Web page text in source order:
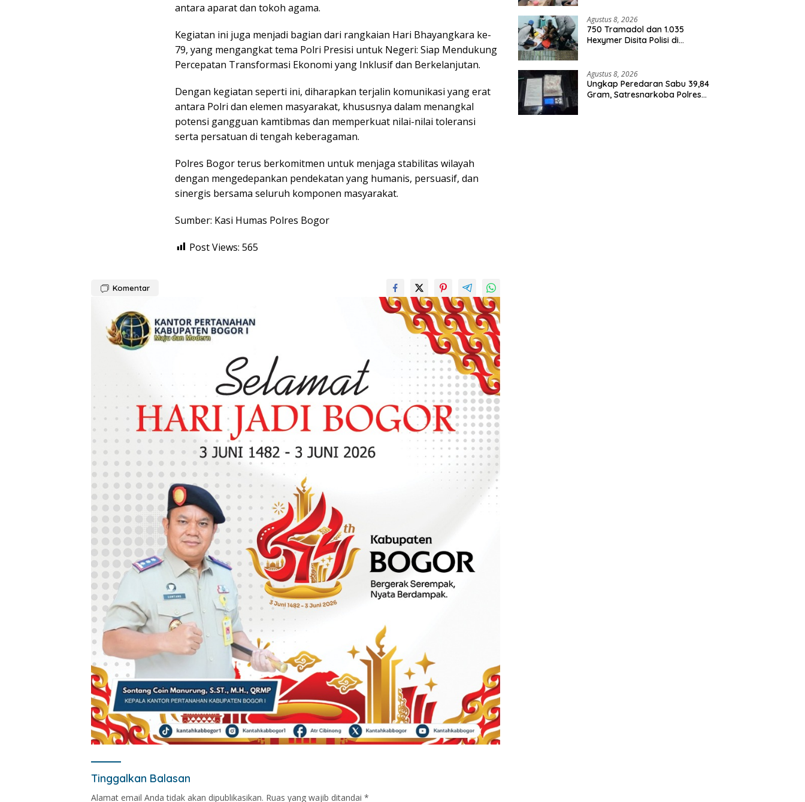
antara aparat dan tokoh agama.
Kegiatan ini juga menjadi bagian dari rangkaian Hari Bhayangkara ke-
79, yang mengangkat tema Polri Presisi untuk Negeri: Siap Mendukung
Percepatan Transformasi Ekonomi yang Inklusif dan Berkelanjutan.
Dengan kegiatan seperti ini, diharapkan terjalin komunikasi yang erat
antara Polri dan elemen masyarakat, khususnya dalam menangkal
potensi gangguan kamtibmas dan memperkuat nilai-nilai toleransi
serta persatuan di tengah keberagaman.
Polres Bogor terus berkomitmen untuk menjaga stabilitas wilayah
dengan mengedepankan pendekatan yang humanis, persuasif, dan
sinergis bersama seluruh komponen masyarakat.
Sumber: Kasi Humas Polres Bogor
Post Views: 565
Komentar
Tinggalkan Balasan
Alamat email Anda tidak akan dipublikasikan. Ruas yang wajib ditandai *
Agustus 8, 2026
750 Tramadol dan 1.035
Hexymer Disita Polisi di
Agustus 8, 2026
Ungkap Peredaran Sabu 39,84
Gram, Satresnarkoba Polres